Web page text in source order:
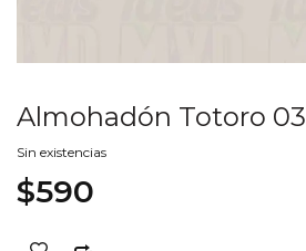
Almohadón Totoro 03
Sin existencias
$590